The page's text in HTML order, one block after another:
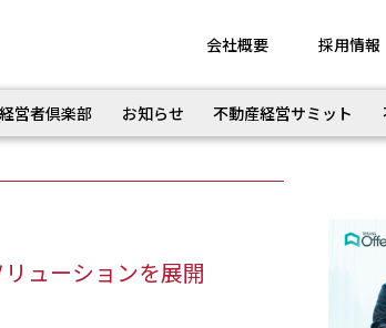
会社概要 採用情報
営者倶楽部 お知らせ 不動産経営サミット
ューションを展開